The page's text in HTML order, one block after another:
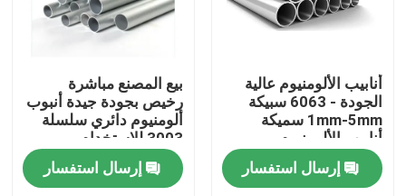
المنزل
أنابيب الألومنيوم عالية
الجودة - 6063 سبيكة
1mm-5mm سميكة
أنابيب الألومنيوم
المستديرة المستديرة
للبناء
إرسال استفسار
بيع المصنع مباشرة
رخيص بجودة جيدة أنبوب
ألومنيوم دائري سلسلة
3003 للاستخدام
الخارجي
إرسال استفسار